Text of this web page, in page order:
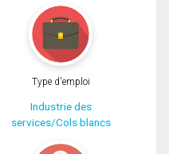
Type d'emploi
Industrie des
services/Cols blancs